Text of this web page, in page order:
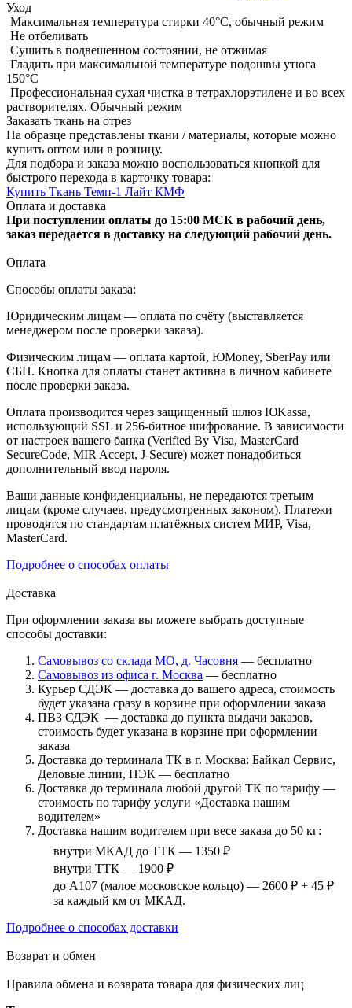
Уход
Максимальная температура стирки 40°C, обычный режим
Не отбеливать
Сушить в подвешенном состоянии, не отжимая
Гладить при максимальной температуре подошвы утюга
150°С
Профессиональная сухая чистка в тетрахлорэтилене и во всех
растворителях. Обычный режим
Заказать ткань на отрез
На образце представлены ткани / материалы, которые можно
купить оптом или в розницу.
Для подбора и заказа можно воспользоваться кнопкой для
быстрого перехода в карточку товара:
Купить Ткань Темп-1 Лайт КМФ
Оплата и доставка
При поступлении оплаты до 15:00 МСК в рабочий день,
заказ передается в доставку на следующий рабочий день.
Оплата
Способы оплаты заказа:
Юридическим лицам — оплата по счёту (выставляется
менеджером после проверки заказа).
Физическим лицам — оплата картой, ЮMoney, SberPay или
СБП. Кнопка для оплаты станет активна в личном кабинете
после проверки заказа.
Оплата производится через защищенный шлюз ЮKassa,
использующий SSL и 256-битное шифрование. В зависимости
от настроек вашего банка (Verified By Visa, MasterCard
SecureCode, MIR Accept, J-Secure) может понадобиться
дополнительный ввод пароля.
Ваши данные конфиденциальны, не передаются третьим
лицам (кроме случаев, предусмотренных законом). Платежи
проводятся по стандартам платёжных систем МИР, Visa,
MasterCard.
Подробнее о способах оплаты
Доставка
При оформлении заказа вы можете выбрать доступные
способы доставки:
Самовывоз со склада МО, д. Часовня — бесплатно
Самовывоз из офиса г. Москва — бесплатно
Курьер СДЭК — доставка до вашего адреса, стоимость
будет указана сразу в корзине при оформлении заказа
ПВЗ СДЭК — доставка до пункта выдачи заказов,
стоимость будет указана в корзине при оформлении
заказа
Доставка до терминала ТК в г. Москва: Байкал Сервис,
Деловые линии, ПЭК — бесплатно
Доставка до терминала любой другой ТК по тарифу —
стоимость по тарифу услуги «Доставка нашим
водителем»
Доставка нашим водителем при весе заказа до 50 кг:
внутри МКАД до ТТК — 1350 ₽
внутри ТТК — 1900 ₽
до А107 (малое московское кольцо) — 2600 ₽ + 45 ₽
за каждый км от МКАД.
Подробнее о способах доставки
Возврат и обмен
Правила обмена и возврата товара для физических лиц